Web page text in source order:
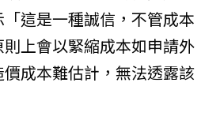
這是一種誠信，不管成本
上會以緊縮成本如申請外
成本難估計，無法透露該